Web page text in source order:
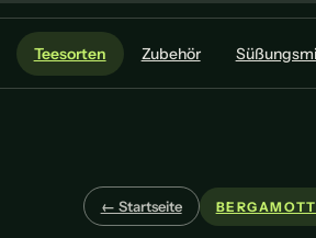
Teesorten Zubehör
← Startseite